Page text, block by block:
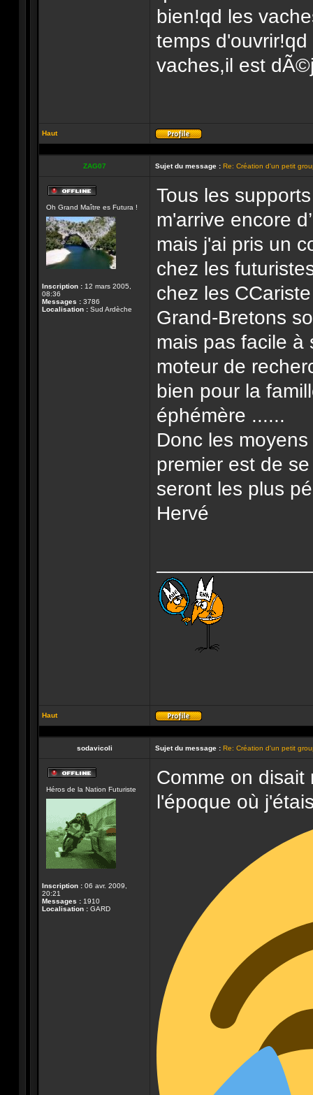
bien!qd les
temps
vaches,il est
Haut
Profil
ZAG07 Sujet du message : Re: Création d'un petit
ligne
Oh Grand Maître es Futura !
Inscription : 12 mars 2005,
08:36
Messages : 3786
Localisation : Sud Ardèche
Tous les
m'arrive encore
mais j'ai pris un
chez les
chez les
Grand-Bretons
mais pas facile à
moteur de
bien pour la
éphémère ......
Donc les
premier est de
seront les plus
Hervé
Haut
Profil
sodavicoli Sujet du message : Re: Création d'un petit
ligne
Héros de la Nation Futuriste
Inscription : 06 avr. 2009,
20:21
Messages : 1910
Localisation : GARD
Comme on disait
l'époque où